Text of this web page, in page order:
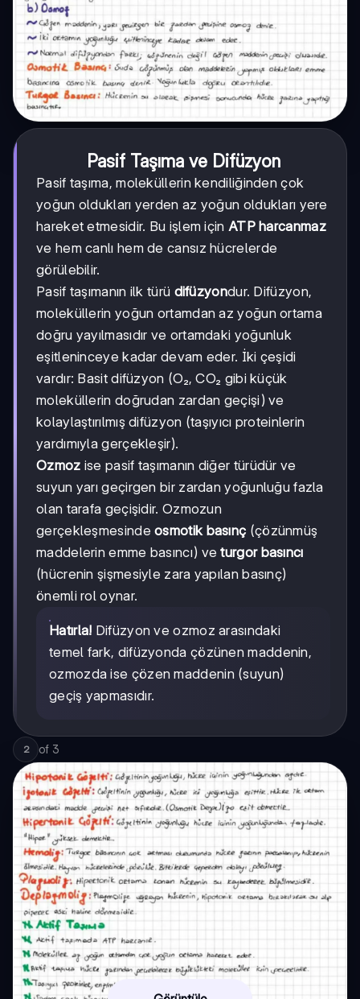
Pasif Taşıma ve Difüzyon
Pasif taşıma, moleküllerin kendiliğinden çok
yoğun oldukları yerden az yoğun oldukları yere
hareket etmesidir. Bu işlem için ATP harcanmaz
ve hem canlı hem de cansız hücrelerde
görülebilir.
Pasif taşımanın ilk türü difüzyondur. Difüzyon,
moleküllerin yoğun ortamdan az yoğun ortama
doğru yayılmasıdır ve ortamdaki yoğunluk
eşitleninceye kadar devam eder. İki çeşidi
vardır: Basit difüzyon (O₂, CO₂ gibi küçük
moleküllerin doğrudan zardan geçişi) ve
kolaylaştırılmış difüzyon (taşıyıcı proteinlerin
yardımıyla gerçekleşir).
Ozmoz ise pasif taşımanın diğer türüdür ve
suyun yarı geçirgen bir zardan yoğunluğu fazla
olan tarafa geçişidir. Ozmozun
gerçekleşmesindeosmotik basınç (çözünmüş
maddelerin emme basıncı) veturgor basıncı
(hücrenin şişmesiyle zara yapılan basınç)
önemli rol oynar.
Hatırla! Difüzyon ve ozmoz arasındaki
temel fark, difüzyonda çözünen maddenin,
ozmozda ise çözen maddenin (suyun)
geçiş yapmasıdır.
2 of 3